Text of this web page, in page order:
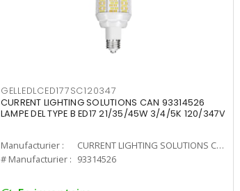
GELLEDLCED177SC120347
CURRENT LIGHTING SOLUTIONS CAN 93314526
LAMPE DEL TYPE B ED17 21/35/45W 3/4/5K 120/347V
Manufacturier :
CURRENT LIGHTING SOLUTIONS CAN
# Manufacturier : 93314526